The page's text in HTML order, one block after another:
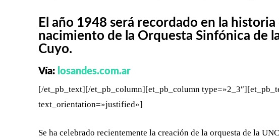
El año 1948 será recordado en la
nacimiento de la Orquesta Sinfónica de
Cuyo.
Vía: losandes.com.ar
[/et_pb_text][/et_pb_column][et_pb_column
text_orientation=»justified»]
Se ha celebrado recientemente la creación de la orquesta de la